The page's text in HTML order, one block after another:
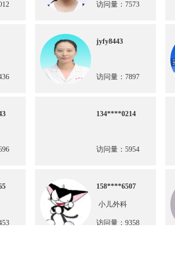
访问量：7573
jyfy8443
访问量：7897
134****0214
访问量：5954
158****6507
小儿外科
访问量：9358